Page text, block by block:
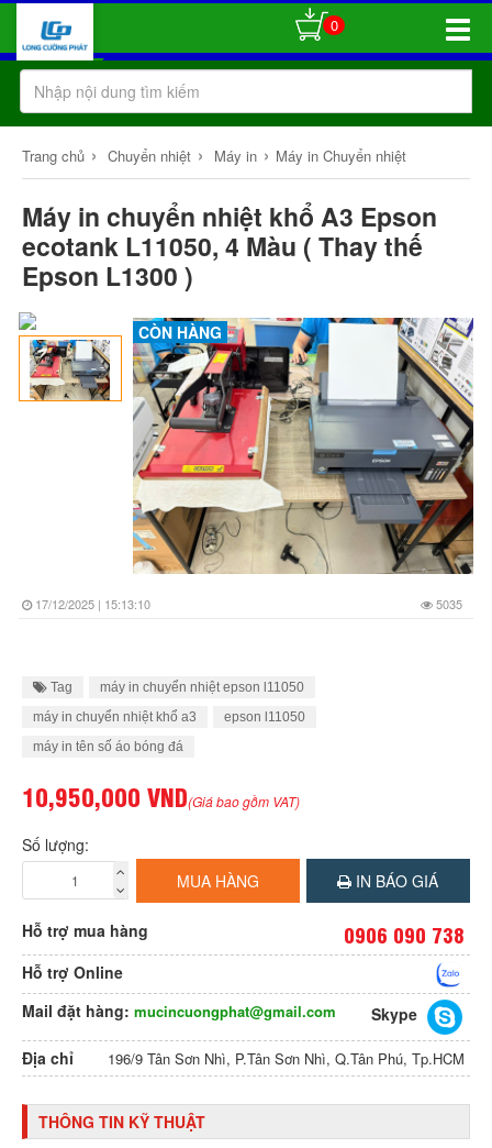
Toggle
0
Trang chủ › Chuyển nhiệt › Máy in › Máy in Chuyển nhiệt
Máy in chuyển nhiệt khổ A3 Epson
ecotank L11050, 4 Màu ( Thay thế
Epson L1300 )
CÒN HÀNG
17/12/2025 | 15:13:10 5035
Tag
máy in chuyển nhiệt epson l11050
máy in chuyển nhiệt khổ a3
epson l11050
máy in tên số áo bóng đá
10,950,000 VND(Giá bao gồm VAT)
Số lượng:
MUA HÀNG
IN BÁO GIÁ
Hỗ trợ mua hàng 0906 090 738
Hỗ trợ Online
Mail đặt hàng: mucincuongphat@gmail.com
Skype
Địa chỉ
196/9 Tân Sơn Nhì, P.Tân Sơn Nhì, Q.Tân Phú, Tp.HCM
THÔNG TIN KỸ THUẬT